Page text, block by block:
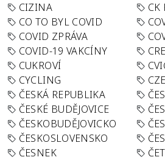
CIZINA
CK
CO TO BYL COVID
COVID ZPRÁVA
COVID-19 VAKCÍNY
CUKROVÍ
CYCLING
ČESKÁ REPUBLIKA
ČESKÉ BUDĚJOVICE
ČESKOBUDĚJOVICKO
ČESKOSLOVENSKO
ČESNEK